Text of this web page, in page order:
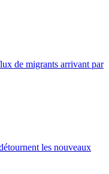
de migrants arrivant par
les nouveaux